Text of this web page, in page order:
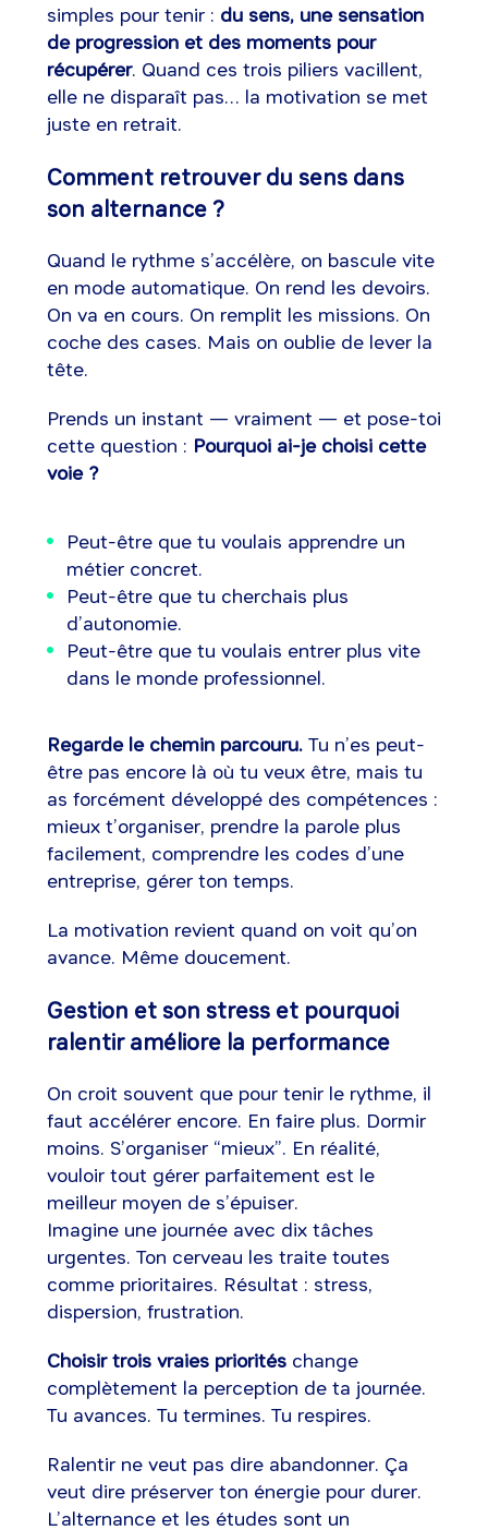
simples pour tenir : du sens, une sensation
de progression et des moments pour
récupérer. Quand ces trois piliers vacillent,
elle ne disparaît pas… la motivation se met
juste en retrait.
Comment retrouver du sens dans
son alternance ?
Quand le rythme s’accélère, on bascule vite
en mode automatique. On rend les devoirs.
On va en cours. On remplit les missions. On
coche des cases. Mais on oublie de lever la
tête.
Prends un instant — vraiment — et pose-toi
cette question : Pourquoi ai-je choisi cette
voie ?
Peut-être que tu voulais apprendre un
métier concret.
Peut-être que tu cherchais plus
d’autonomie.
Peut-être que tu voulais entrer plus vite
dans le monde professionnel.
Regarde le chemin parcouru.Tu n’es peut-
être pas encore là où tu veux être, mais tu
as forcément développé des compétences :
mieux t’organiser, prendre la parole plus
facilement, comprendre les codes d’une
entreprise, gérer ton temps.
La motivation revient quand on voit qu’on
avance. Même doucement.
Gestion et son stress et pourquoi
ralentir améliore la performance
On croit souvent que pour tenir le rythme, il
faut accélérer encore. En faire plus. Dormir
moins. S’organiser “mieux”. En réalité,
vouloir tout gérer parfaitement est le
meilleur moyen de s’épuiser.
Imagine une journée avec dix tâches
urgentes. Ton cerveau les traite toutes
comme prioritaires. Résultat : stress,
dispersion, frustration.
Choisir trois vraies prioritéschange
complètement la perception de ta journée.
Tu avances. Tu termines. Tu respires.
Ralentir ne veut pas dire abandonner. Ça
veut dire préserver ton énergie pour durer.
L’alternance et les études sont un